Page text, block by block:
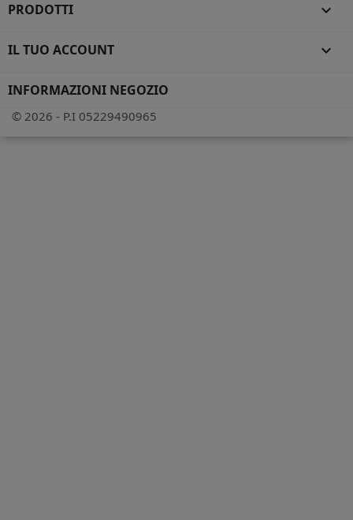
PRODOTTI 
IL TUO ACCOUNT 
INFORMAZIONI NEGOZIO
© 2026 - P.I 05229490965